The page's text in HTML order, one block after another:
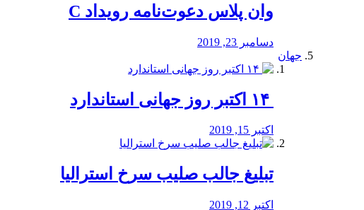
وان پلاس دعوت‌نامه رویداد C
دسامبر 23, 2019
جهان
اکتبر 15, 2019
تبلیغ جالب صلیب سرخ استرالیا
اکتبر 12, 2019